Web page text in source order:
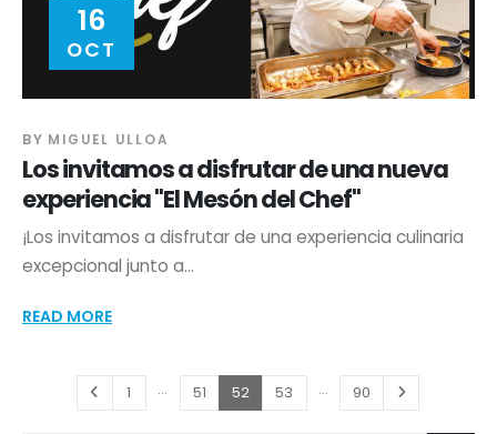
16
OCT
BY MIGUEL ULLOA
Los invitamos a disfrutar de una nueva
experiencia "El Mesón del Chef"
¡Los invitamos a disfrutar de una experiencia culinaria
excepcional junto a...
READ MORE
1 … 51 52 53 … 90